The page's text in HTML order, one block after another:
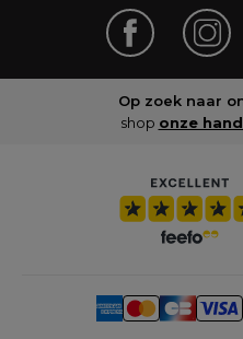
Op zoek naar
shop onze